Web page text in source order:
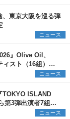
、東京大阪を巡る弾
ニュース
』Olive Oil、
ィスト（16組）を
ニュース
TOKYO ISLAND
第3弾出演者7組を
展者を募集ニュース